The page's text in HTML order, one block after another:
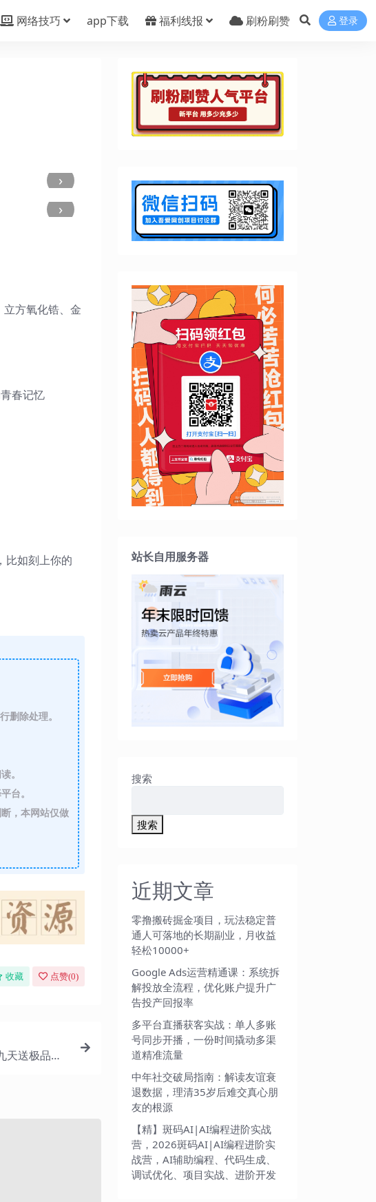
网络技巧 app下载 福利线报 刷粉刷赞 登录
›
›
方氧化锆、金
春记忆
比如刻上你的
删除处理。
。
台。
，本网站仅做
收藏 点赞(0)
天送极品每
站长自用服务器
搜索
搜索
近期文章
零撸搬砖掘金项目，玩法稳定普
通人可落地的长期副业，月收益
轻松10000+
Google Ads运营精通课：系统拆
解投放全流程，优化账户提升广
告投产回报率
多平台直播获客实战：单人多账
号同步开播，一份时间撬动多渠
道精准流量
中年社交破局指南：解读友谊衰
退数据，理清35岁后难交真心朋
友的根源
【精】斑码AI|AI编程进阶实战
营，2026斑码AI|AI编程进阶实
战营，AI辅助编程、代码生成、
调试优化、项目实战、进阶开发